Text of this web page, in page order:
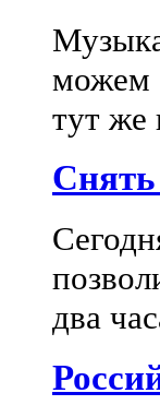
можем
тут же
Снять
два